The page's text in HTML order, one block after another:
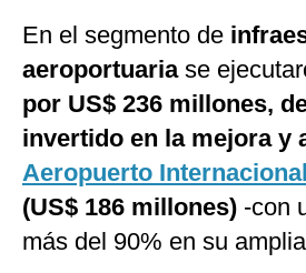
En el segmento de
aeroportuaria se
por US$ 236 millones,
invertido en la mejora y
Aeropuerto
(US$ 186 millones) -con
más del 90% en su